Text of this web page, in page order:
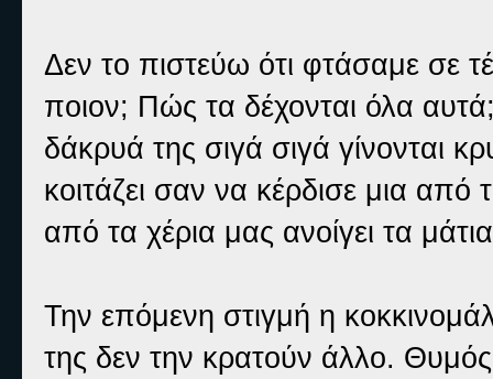
Δεν το πιστεύω ότι φτάσαμε σε
ποιον; Πώς τα δέχονται όλα
δάκρυά της σιγά σιγά γίνονται
κοιτάζει σαν να κέρδισε μια
από τα χέρια μας ανοίγει τα
Την επόμενη στιγμή η
της δεν την κρατούν άλλο.